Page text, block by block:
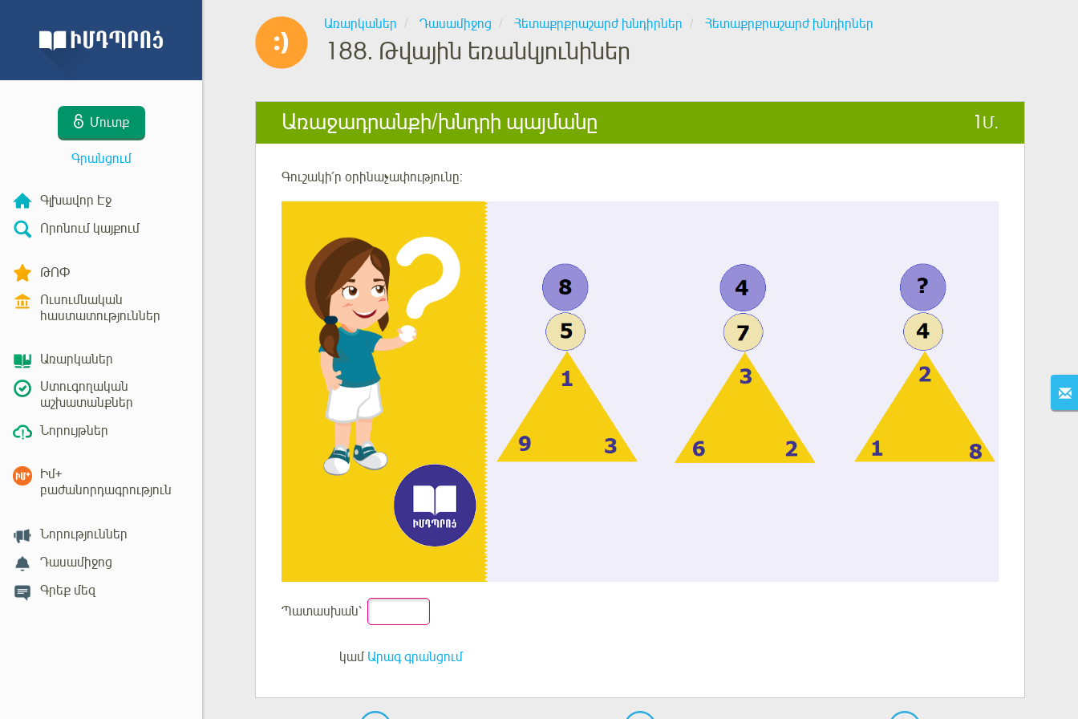
Մուտք
Գրանցում
Գլխավոր Էջ
Որոնում կայքում
ԹՈՓ
Ուսումնական
հաստատություններ
Առարկաներ
Ստուգողական
աշխատանքներ
Նորույթներ
Իմ+
բաժանորդագրություն
Նորություններ
Դասամիջոց
Գրեք մեզ
Առարկաներ Դասամիջոց Հետաքրքրաշարժ խնդիրներ Հետաքրքրաշարժ խնդիրներ
188. Թվային եռանկյունիներ
Առաջադրանքի/խնդրի պայմանը 1 Մ.
Գուշակի՛ր օրինաչափությունը:
Պատասխան՝
կամ Արագ գրանցում